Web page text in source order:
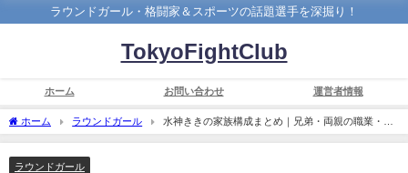
ラウンドガール・格闘家＆スポーツの話題選手を深掘り！
TokyoFightClub
ホーム お問い合わせ 運営者情報
ホーム ラウンドガール
水神ききの家族構成まとめ｜兄弟・両親の職業・出
身地を公式情報で解説【RIZINガール2026最新】
ラウンドガール